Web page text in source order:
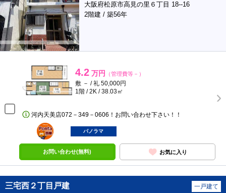
大阪府松原市高見の里６丁目 18--16
2階建 / 築56年
4.2 万円 （管理費等－）
敷 － / 礼 50,000円
1階 / 2K / 38.03㎡
河内天美店072－349－0606！お問い合わせ下さい！！
ポンタ
部屋
パノラマ
お問い合わせ(無料) お気に入り
三宅西２丁目戸建 一戸建て